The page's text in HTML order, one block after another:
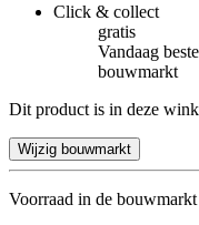
Click & collect
gratis
Vandaag
bouwmarkt
Dit product is in deze
Wijzig bouwmarkt
Voorraad in de bouwmarkt